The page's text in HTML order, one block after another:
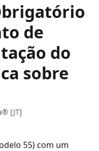
de
do
sobre
[JT]
55) com um